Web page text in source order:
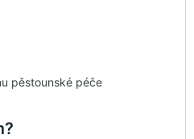
pěstounské péče